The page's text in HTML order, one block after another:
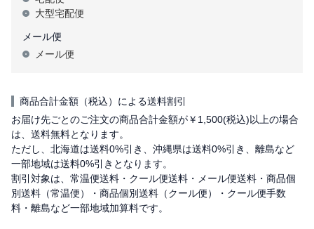
大型宅配便
メール便
メール便
商品合計金額（税込）による送料割引
お届け先ごとのご注文の商品合計金額が￥1,500(税込)以上の場合
は、送料無料となります。
ただし、北海道は送料0%引き、沖縄県は送料0%引き、離島など
一部地域は送料0%引きとなります。
割引対象は、常温便送料・クール便送料・メール便送料・商品個
別送料（常温便）・商品個別送料（クール便）・クール便手数
料・離島など一部地域加算料です。